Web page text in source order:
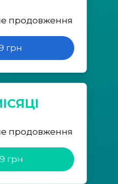
продовження
грн
продовження
грн